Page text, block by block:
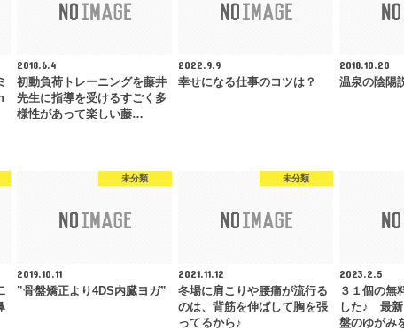
2018.6.4
初動負荷トレーニングを藤井
先生に指導を受けるすごく多
様性があって楽しい藤…
2022.9.9
幸せになる仕事のコツは？
2018.10.20
温泉の陰陽
未分類
2019.10.11
”骨盤矯正より4DS内臓ヨガ”
未分類
2021.11.12
冬場に肩こりや腰痛が流行る
のは、背筋を伸ばして胸を張
ってるから♪
2023.2.5
３１個の無
した♪ 最新
盤のゆがみ